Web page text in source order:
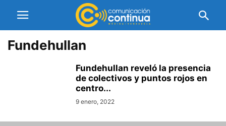
Fundehullan
Fundehullan reveló la presencia
de colectivos y puntos rojos en
centro...
9 enero, 2022